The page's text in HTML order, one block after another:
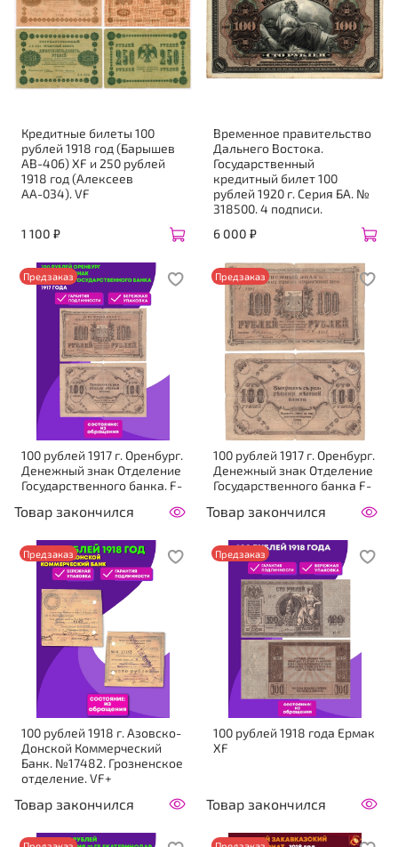
Кредитные билеты 100
рублей 1918 год (Барышев
АВ-406) XF и 250 рублей
1918 год (Алексеев
АА-034). VF
1 100 ₽
Временное правительство
Дальнего Востока.
Государственный
кредитный билет 100
рублей 1920 г. Серия БА. №
318500. 4 подписи.
6 000 ₽
Предзаказ
100 рублей 1917 г. Оренбург.
Денежный знак Отделение
Государственного банка. F-
Товар закончился
Предзаказ
100 рублей 1917 г. Оренбург.
Денежный знак Отделение
Государственного банка F-
Товар закончился
Предзаказ
100 рублей 1918 г. Азовско-
Донской Коммерческий
Банк. №17482. Грозненское
отделение. VF+
Товар закончился
Предзаказ
100 рублей 1918 года Ермак
XF
Товар закончился